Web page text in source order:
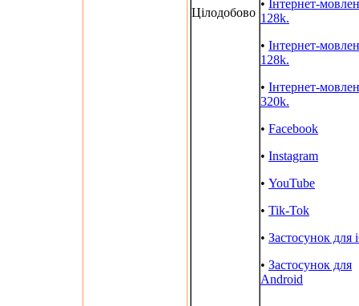
Цілодобово
• Інтернет-
128k.
• Інтернет-
128k.
• Інтернет-
320k.
• Facebook
• Instagram
• YouTube
• Tik-Tok
• Застосунок для
• Застосунок для
Android